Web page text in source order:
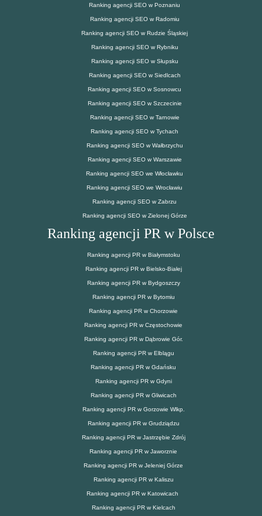
Ranking agencji SEO w Poznaniu
Ranking agencji SEO w Radomiu
Ranking agencji SEO w Rudzie Śląskiej
Ranking agencji SEO w Rybniku
Ranking agencji SEO w Słupsku
Ranking agencji SEO w Siedlcach
Ranking agencji SEO w Sosnowcu
Ranking agencji SEO w Szczecinie
Ranking agencji SEO w Tarnowie
Ranking agencji SEO w Tychach
Ranking agencji SEO w Wałbrzychu
Ranking agencji SEO w Warszawie
Ranking agencji SEO we Włocławku
Ranking agencji SEO we Wrocławiu
Ranking agencji SEO w Zabrzu
Ranking agencji SEO w Zielonej Górze
Ranking agencji PR w Polsce
Ranking agencji PR w Białymstoku
Ranking agencji PR w Bielsko-Białej
Ranking agencji PR w Bydgoszczy
Ranking agencji PR w Bytomiu
Ranking agencji PR w Chorzowie
Ranking agencji PR w Częstochowie
Ranking agencji PR w Dąbrowie Gór.
Ranking agencji PR w Elblągu
Ranking agencji PR w Gdańsku
Ranking agencji PR w Gdyni
Ranking agencji PR w Gliwicach
Ranking agencji PR w Gorzowie Wlkp.
Ranking agencji PR w Grudziądzu
Ranking agencji PR w Jastrzębie Zdrój
Ranking agencji PR w Jaworznie
Ranking agencji PR w Jeleniej Górze
Ranking agencji PR w Kaliszu
Ranking agencji PR w Katowicach
Ranking agencji PR w Kielcach